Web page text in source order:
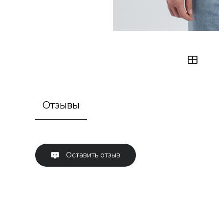
Отзывы
Оставить отзыв